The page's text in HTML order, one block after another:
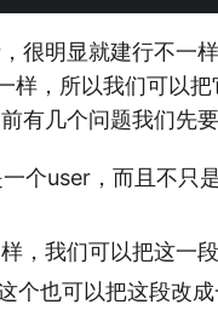
很明显就建行不一
，所以我们可以
有几个问题我们先要
个user，而且不只
，我们可以把这一
个也可以把这段改